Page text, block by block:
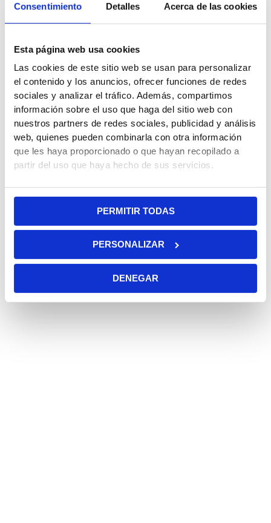
Consentimiento Detalles Acerca de las cookies
Esta página web usa cookies
Las cookies de este sitio web se usan para personalizar
el contenido y los anuncios, ofrecer funciones de redes
sociales y analizar el tráfico. Además, compartimos
información sobre el uso que haga del sitio web con
nuestros partners de redes sociales, publicidad y análisis
web, quienes pueden combinarla con otra información
que les haya proporcionado o que hayan recopilado a
partir del uso que haya hecho de sus servicios.
PERMITIR TODAS
PERSONALIZAR
DENEGAR